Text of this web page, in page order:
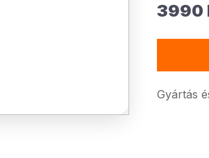
3990
Gyártás